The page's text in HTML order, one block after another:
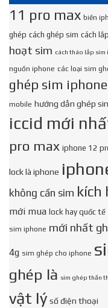
11 pro max biến
ghép cách ghép sim cách
hoạt sim cách tháo lắp sim
nguồn iphone các loại sim
ghép sim iphone
mobile hướng dẫn ghép
iccid mới
pro max iphone 12
lock là iphone
không cần sim kích
mới mua lock hay quốc tế
sim iphone mới nhất
4g sim ghép cho iphone
ghép là sim ghép thần
vật lý số điện thoại